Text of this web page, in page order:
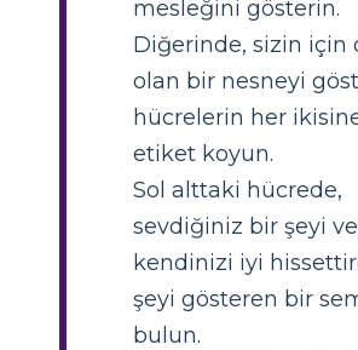
mesleğini gösterin.
Diğerinde, sizin için
olan bir nesneyi
hücrelerin her
etiket koyun.
Sol alttaki hücrede,
sevdiğiniz bir şeyi
kendinizi iyi
şeyi gösteren bir
bulun.